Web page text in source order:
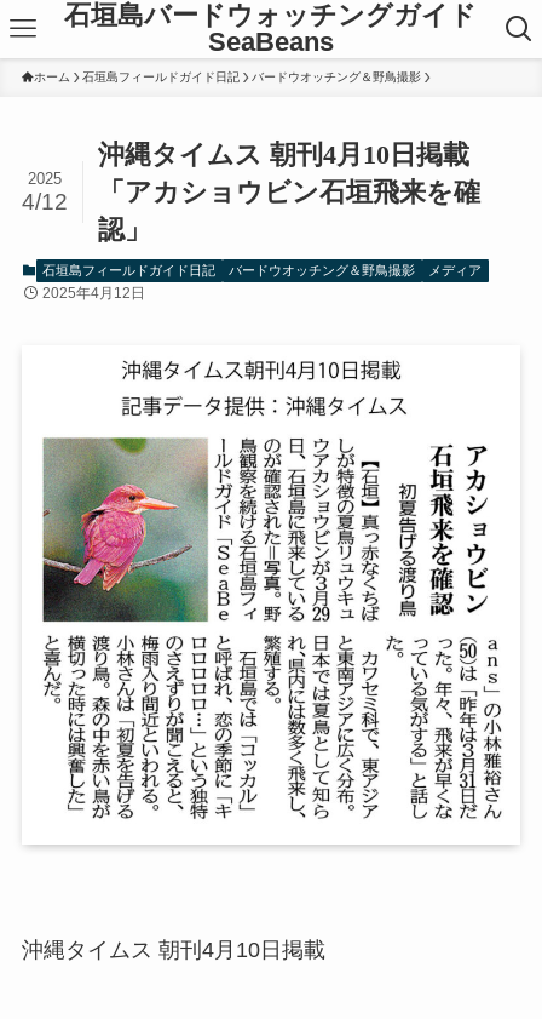
石垣島バードウォッチングガイド
SeaBeans
ホーム 石垣島フィールドガイド日記 バードウオッチング＆野鳥撮影
沖縄タイムス 朝刊4月10日掲載
「アカショウビン石垣飛来を確
認」
2025
4/12
石垣島フィールドガイド日記 バードウオッチング＆野鳥撮影 メディア
2025年4月12日
沖縄タイムス 朝刊4月10日掲載